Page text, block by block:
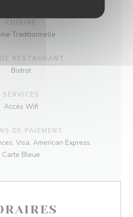
CUISINE
Traditionnelle
RESTAURANT
Bistrot
SERVICES
Accès Wifi
DE PAIEMENT
Visa, American Express,
Carte Bleue